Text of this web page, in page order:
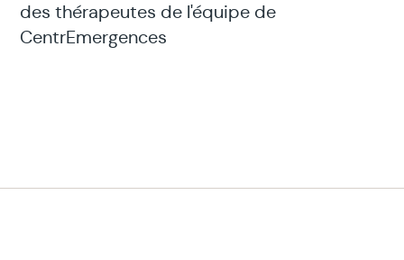
des thérapeutes de l'équipe de
CentrEmergences